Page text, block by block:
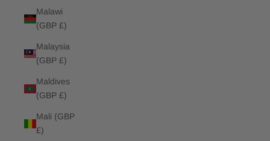
Malawi
(GBP £)
Malaysia
(GBP £)
Maldives
(GBP £)
Mali (GBP
£)